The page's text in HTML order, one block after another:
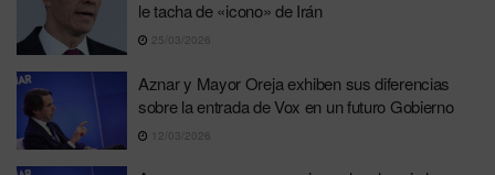
le tacha de «icono» de Irán
25/03/2026
Aznar y Mayor Oreja exhiben sus diferencias
sobre la entrada de Vox en un futuro Gobierno
12/03/2026